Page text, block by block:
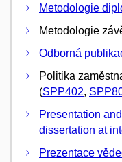
Metodologie
Metodologie
Odborná
Politika
(SPP402,
Presentation
dissertation at
Prezentace